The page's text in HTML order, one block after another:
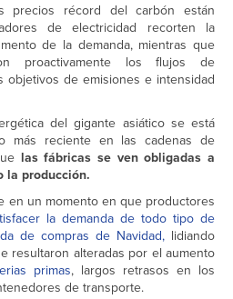
precios récord del carbón están
de electricidad recorten la
de la demanda, mientras que
proactivamente los flujos de
objetivos de emisiones e intensidad
del gigante asiático se está
más reciente en las cadenas de
las fábricas se ven obligadas a
la producción.
en un momento en que productores
la demanda de todo tipo de
de compras de Navidad, lidiando
resultaron alteradas por el aumento
primas, largos retrasos en los
de transporte.